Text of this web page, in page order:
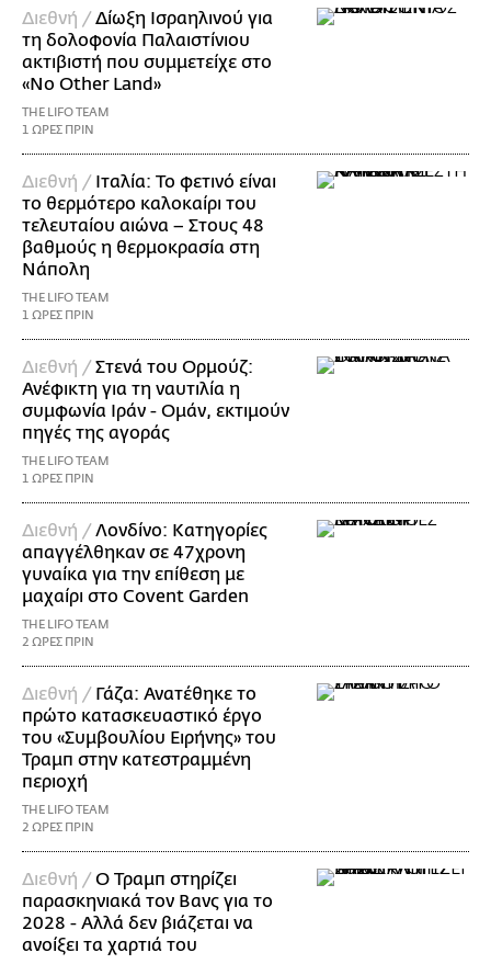
Διεθνή / Δίωξη Ισραηλινού για
τη δολοφονία Παλαιστίνιου
ακτιβιστή που συμμετείχε στο
«No Other Land»
THE LIFO TEAM
1 ΩΡΕΣ ΠΡΙΝ
Διεθνή / Ιταλία: Το φετινό είναι
το θερμότερο καλοκαίρι του
τελευταίου αιώνα – Στους 48
βαθμούς η θερμοκρασία στη
Νάπολη
THE LIFO TEAM
1 ΩΡΕΣ ΠΡΙΝ
Διεθνή / Στενά του Ορμούζ:
Ανέφικτη για τη ναυτιλία η
συμφωνία Ιράν - Ομάν, εκτιμούν
πηγές της αγοράς
THE LIFO TEAM
1 ΩΡΕΣ ΠΡΙΝ
Διεθνή / Λονδίνο: Κατηγορίες
απαγγέλθηκαν σε 47χρονη
γυναίκα για την επίθεση με
μαχαίρι στο Covent Garden
THE LIFO TEAM
2 ΩΡΕΣ ΠΡΙΝ
Διεθνή / Γάζα: Ανατέθηκε το
πρώτο κατασκευαστικό έργο
του «Συμβουλίου Ειρήνης» του
Τραμπ στην κατεστραμμένη
περιοχή
THE LIFO TEAM
2 ΩΡΕΣ ΠΡΙΝ
Διεθνή / Ο Τραμπ στηρίζει
παρασκηνιακά τον Βανς για το
2028 - Αλλά δεν βιάζεται να
ανοίξει τα χαρτιά του